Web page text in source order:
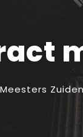
Meesters Zuiden